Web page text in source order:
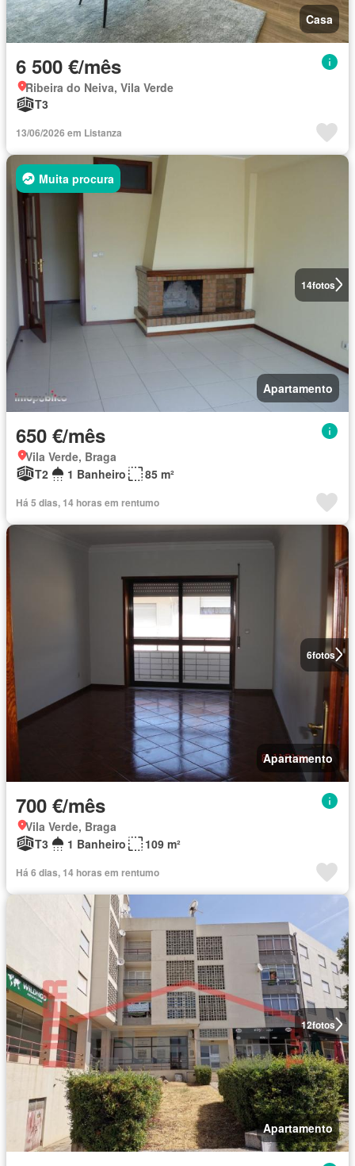
Casa
6 500 €/mês
Ribeira do Neiva, Vila Verde
T3
13/06/2026 em Listanza
14fotos
Muita procura
Apartamento
650 €/mês
Vila Verde, Braga
T2
1 Banheiro 85 m²
Há 5 dias, 14 horas em rentumo
6fotos
Apartamento
700 €/mês
Vila Verde, Braga
T3
1 Banheiro 109 m²
Há 6 dias, 14 horas em rentumo
12fotos
Apartamento